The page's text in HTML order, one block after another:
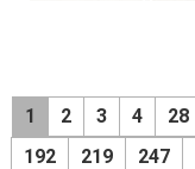
1 2 3 4 28
192
219 247